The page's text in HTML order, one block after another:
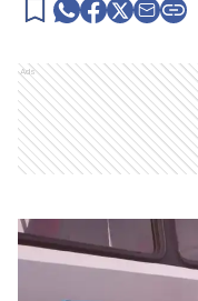
Ads